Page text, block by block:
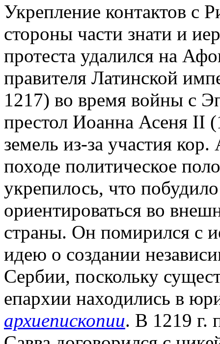
Укрепление контактов с
стороны части знати и
протеста удалился на
правителя Латинской
1217) во время войны с
престол Иоанна Асеня II
земель из-за участия
походе политическое
укрепилось, что
ориентироваться во
страны. Он помирился с
идею о создании
Сербии, поскольку
епархии находились в
архиепископии. В 1219 г.